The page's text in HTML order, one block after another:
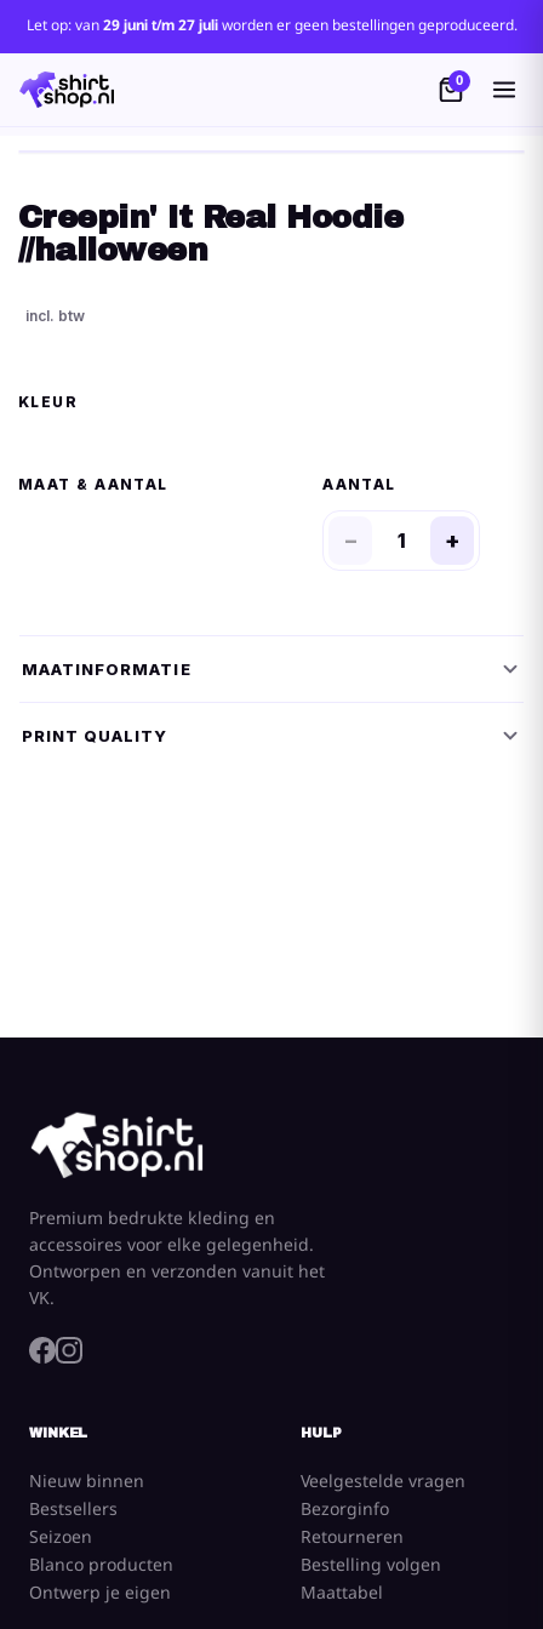
Let op: van29 juni t/m 27 juliworden er geen bestellingen geproduceerd.
0
Creepin' It Real Hoodie
//halloween
MAAT
− +
MAATINFORMATIE
PRINT QUALITY
Premium bedrukte kleding en
accessoires voor elke gelegenheid.
Ontworpen en verzonden vanuit het
VK.
WINKEL
Nieuw binnen
Bestsellers
Seizoen
Blanco producten
Ontwerp je eigen
HULP
Veelgestelde vragen
Bezorginfo
Retourneren
Bestelling volgen
Maattabel